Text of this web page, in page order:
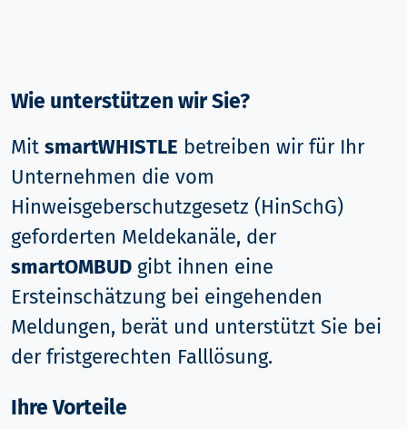
Wie unterstützen wir Sie?
Mit smartWHISTLE betreiben wir für Ihr
Unternehmen die vom
Hinweisgeberschutzgesetz (HinSchG)
geforderten Meldekanäle, der
smartOMBUD gibt ihnen eine
Ersteinschätzung bei eingehenden
Meldungen, berät und unterstützt Sie bei
der fristgerechten Falllösung.
Ihre Vorteile